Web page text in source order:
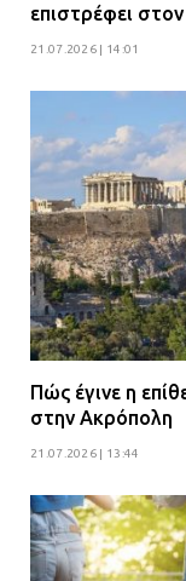
επιστρέφει
21.07.2026 | 14:01
Πώς έγινε η
στην Ακρόπολη
21.07.2026 | 13:44